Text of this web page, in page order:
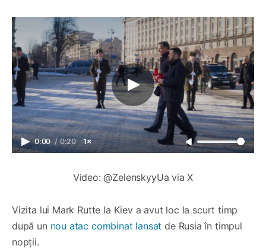
0:00 / 0:20 1×
Video: @ZelenskyyUa via X
Vizita lui Mark Rutte la Kiev a avut loc la scurt timp
după un nou atac combinat lansat de Rusia în timpul
nopții.